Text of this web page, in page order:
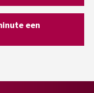
een